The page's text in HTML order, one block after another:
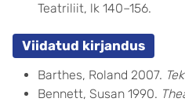
Teatriliit, lk 140–156.
Viidatud kirjandus
Barthes, Roland 2007.
Bennett, Susan 1990.